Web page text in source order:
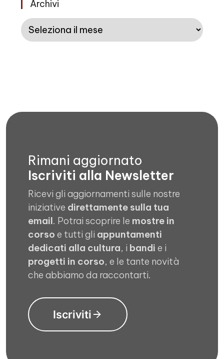
Archivi
Archivi
Rimani aggiornato
Iscriviti alla Newsletter
Ricevi gli aggiornamenti sulle nostre
iniziative direttamente sulla tua
email. Potrai scoprire le mostre in
corso e tutti gli appuntamenti
dedicati alla cultura, i bandi e i
progetti in corso, e le tante novità
che abbiamo da raccontarti.
Iscriviti